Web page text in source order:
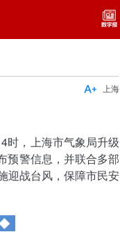
上海

时，上海市气象局升级
预警信息，并联合多部
迎战台风，保障市民安